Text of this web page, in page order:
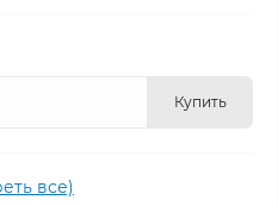
Купить
все)